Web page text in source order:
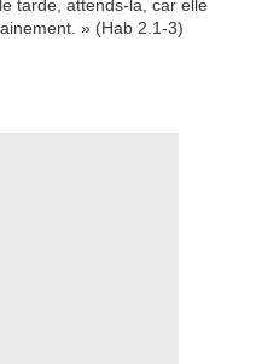
tarde, attends-la, car elle
» (Hab 2.1-3)